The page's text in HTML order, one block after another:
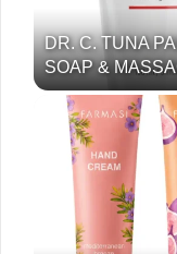
DR. C. TUNA
SOAP &